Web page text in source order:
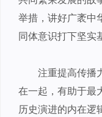
举措，讲好广袤中
同体意识打下坚实
注重提高传播
在一起，有助于最
历史演进的内在逻